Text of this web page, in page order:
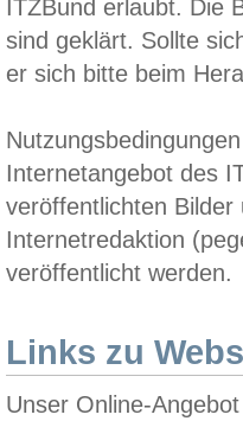
ITZBund erlaubt. Die
sind geklärt. Sollte
er sich bitte beim
Internetangebot des
veröffentlichten
Internetredaktion
veröffentlicht werden.
Links zu
Unser Online-